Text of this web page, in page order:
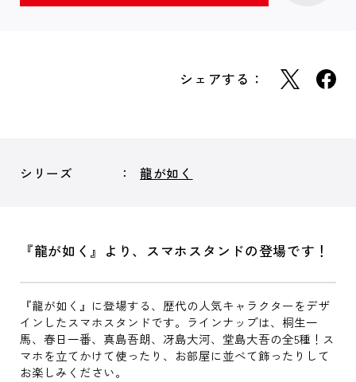
シェアする：
シリーズ 龍が如く
『龍が如く』より、スマホスタンドの登場です！
『龍が如く』に登場する、歴代の人気キャラクターをデザ
インしたスマホスタンドです。ラインナップは、桐生一
馬、春日一番、真島吾朗、冴島大河、堂島大吾の全5種！ス
マホを立てかけて使ったり、お部屋に並べて飾ったりして
お楽しみください。